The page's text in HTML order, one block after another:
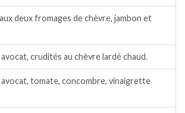
deux fromages de chèvre, jambon et
avocat, crudités au chèvre lardé chaud.
avocat, tomate, concombre, vinaigrette